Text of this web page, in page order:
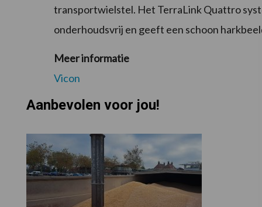
transportwielstel. Het TerraLink Quattro
onderhoudsvrij en geeft een schoon
Meer informatie
Vicon
Aanbevolen voor jou!